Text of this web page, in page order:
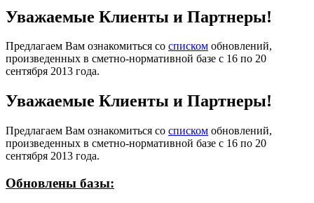
Уважаемые Клиенты и Партнеры!
Предлагаем Вам ознакомиться со списком обновлений,
произведенных в сметно-нормативной базе с 16 по 20
сентября 2013 года.
Уважаемые Клиенты и Партнеры!
Предлагаем Вам ознакомиться со списком обновлений,
произведенных в сметно-нормативной базе с 16 по 20
сентября 2013 года.
Обновлены базы: